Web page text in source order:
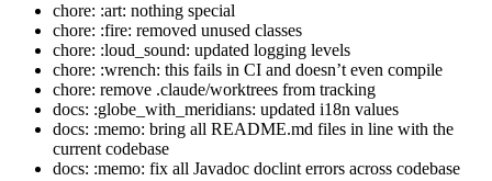
chore: :art: nothing special
chore: :fire: removed unused classes
chore: :loud_sound: updated logging levels
chore: :wrench: this fails in CI and doesn’t even compile
chore: remove .claude/worktrees from tracking
docs: :globe_with_meridians: updated i18n values
docs: :memo: bring all README.md files in line with the
current codebase
docs: :memo: fix all Javadoc doclint errors across codebase